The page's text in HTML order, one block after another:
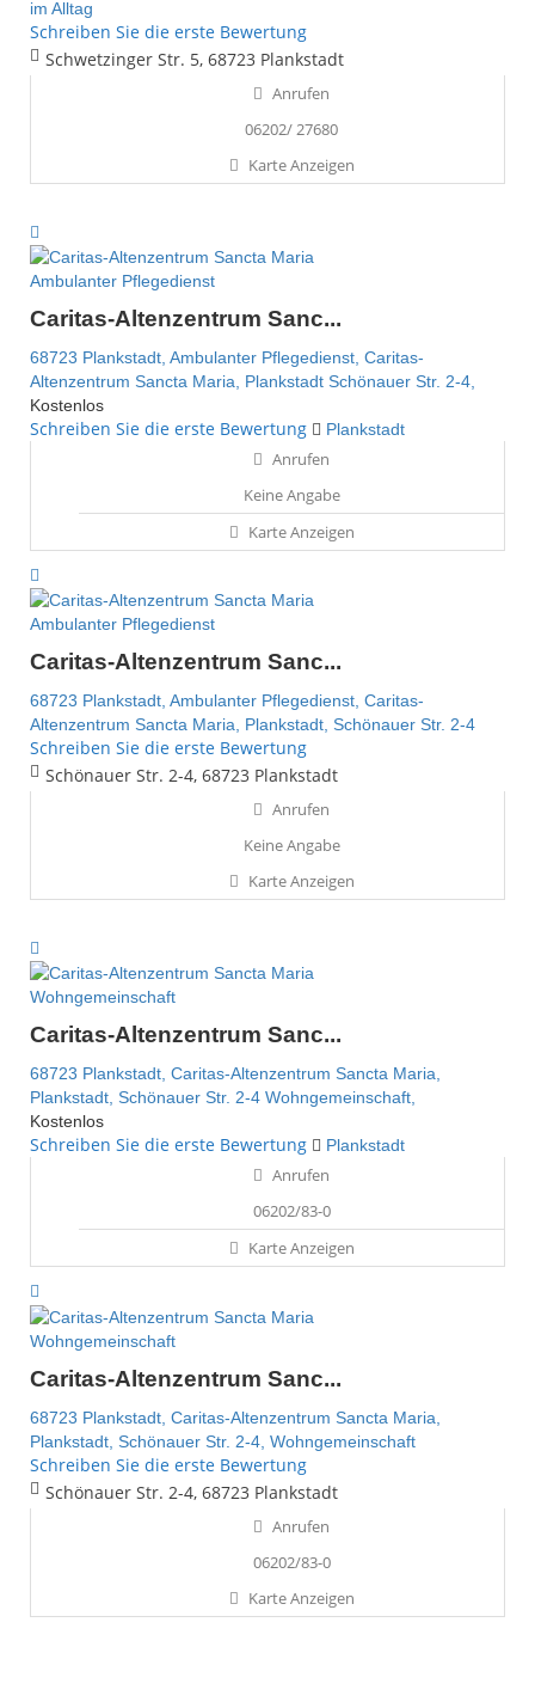
im Alltag
Schreiben Sie die erste Bewertung
Schwetzinger Str. 5, 68723 Plankstadt
Anrufen
06202/ 27680
Karte Anzeigen
Ambulanter Pflegedienst
Caritas-Altenzentrum Sanc...
68723 Plankstadt, Ambulanter Pflegedienst, Caritas-
Altenzentrum Sancta Maria, Plankstadt Schönauer Str. 2-4,
Kostenlos
Schreiben Sie die erste Bewertung Plankstadt
Anrufen
Keine Angabe
Karte Anzeigen
Ambulanter Pflegedienst
Caritas-Altenzentrum Sanc...
68723 Plankstadt, Ambulanter Pflegedienst, Caritas-
Altenzentrum Sancta Maria, Plankstadt, Schönauer Str. 2-4
Schreiben Sie die erste Bewertung
Schönauer Str. 2-4, 68723 Plankstadt
Anrufen
Keine Angabe
Karte Anzeigen
Wohngemeinschaft
Caritas-Altenzentrum Sanc...
68723 Plankstadt, Caritas-Altenzentrum Sancta Maria,
Plankstadt, Schönauer Str. 2-4 Wohngemeinschaft,
Kostenlos
Schreiben Sie die erste Bewertung Plankstadt
Anrufen
06202/83-0
Karte Anzeigen
Wohngemeinschaft
Caritas-Altenzentrum Sanc...
68723 Plankstadt, Caritas-Altenzentrum Sancta Maria,
Plankstadt, Schönauer Str. 2-4, Wohngemeinschaft
Schreiben Sie die erste Bewertung
Schönauer Str. 2-4, 68723 Plankstadt
Anrufen
06202/83-0
Karte Anzeigen